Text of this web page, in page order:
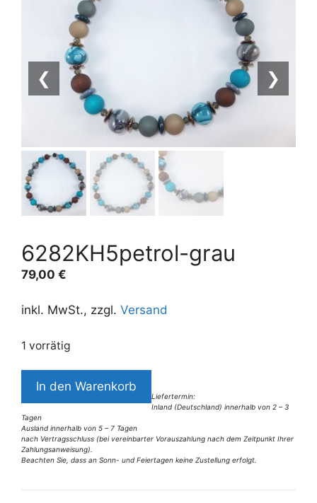
❮ ❯
6282KH5petrol-grau
79,00 €
inkl. MwSt., zzgl. Versand
1 vorrätig
6282KH5petrol-
Menge
In den Warenkorb
Liefertermin:
Inland (Deutschland) innerhalb von 2 – 3
Tagen
Ausland innerhalb von 5 – 7 Tagen
nach Vertragsschluss (bei vereinbarter Vorauszahlung nach dem Zeitpunkt Ihrer
Zahlungsanweisung).
Beachten Sie, dass an Sonn- und Feiertagen keine Zustellung erfolgt.
l